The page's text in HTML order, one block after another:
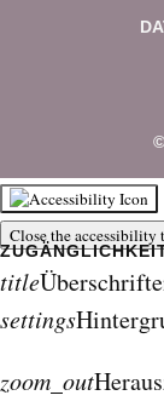
Close the accessibility
title
settings
zoom_out